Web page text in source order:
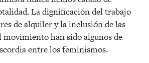
La dignificación del trabajo
de alquiler y la inclusión de las
movimiento han sido algunos de
entre los feminismos.